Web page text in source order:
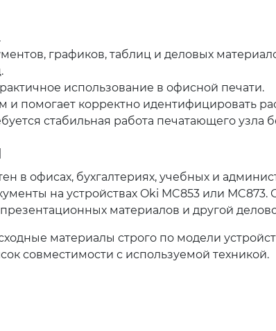
графиков, таблиц и деловых
использование в офисной печати.
и помогает корректно идентифицировать
стабильная работа печатающего узла
в офисах, бухгалтериях, учебных и
на устройствах Oki MC853 или
материалов и другой
материалы строго по модели
совместимости с используемой техникой.